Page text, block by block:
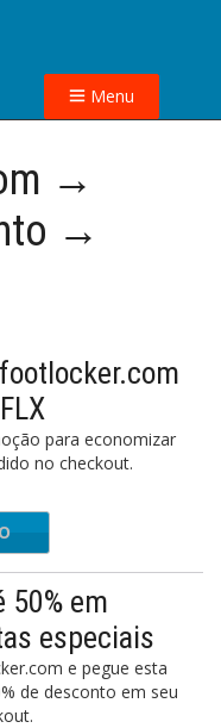
Menu
→
→
para economizar
no checkout.
50% em
especiais
e pegue esta
de desconto em seu